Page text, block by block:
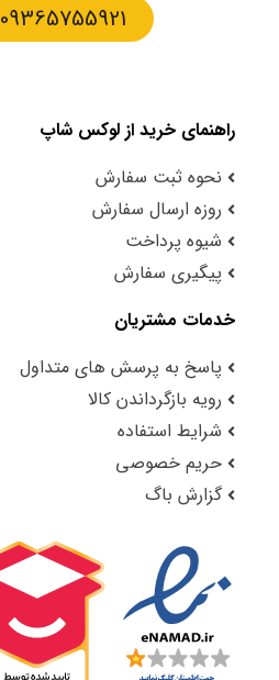
09365755921
راهنمای خرید از لوکس شاپ
نحوه ثبت سفارش
روزه ارسال سفارش
شیوه پرداخت
پیگیری سفارش
خدمات مشتریان
پاسخ به پرسش های متداول
رویه بازگرداندن کالا
شرایط استفاده
حریم خصوصی
گزارش باگ